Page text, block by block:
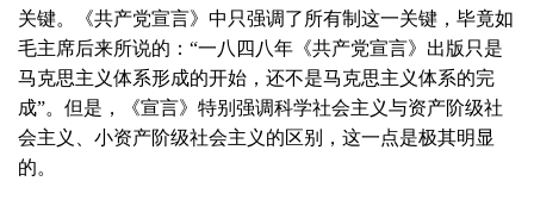
关键。《共产党宣言》中只强调了所有制这一关键，毕竟如
毛主席后来所说的：“一八四八年《共产党宣言》出版只是
马克思主义体系形成的开始，还不是马克思主义体系的完
成”。但是，《宣言》特别强调科学社会主义与资产阶级社
会主义、小资产阶级社会主义的区别，这一点是极其明显
的。